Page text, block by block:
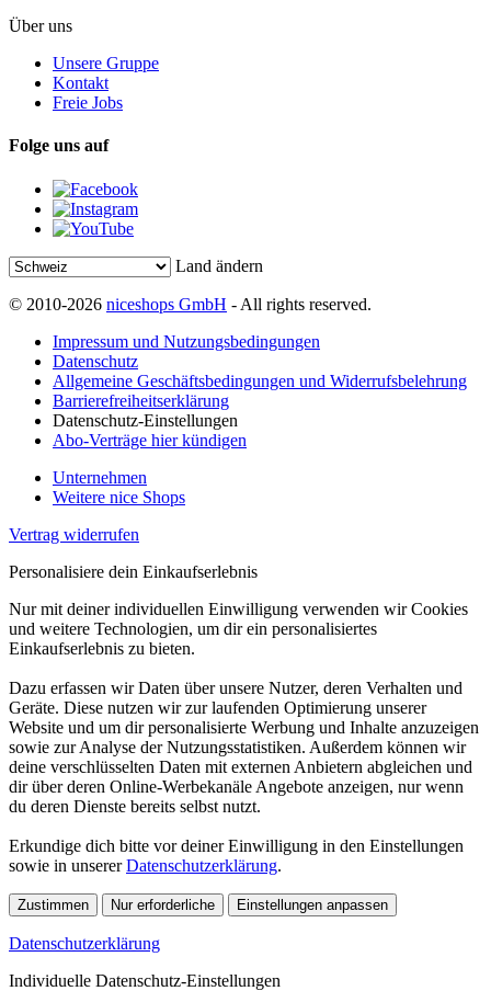
Über uns
Unsere Gruppe
Kontakt
Freie Jobs
Folge uns auf
Land ändern
© 2010-2026 niceshops GmbH - All rights reserved.
Impressum und Nutzungsbedingungen
Datenschutz
Allgemeine Geschäftsbedingungen und Widerrufsbelehrung
Barrierefreiheitserklärung
Datenschutz-Einstellungen
Abo-Verträge hier kündigen
Unternehmen
Weitere nice Shops
Vertrag widerrufen
Personalisiere dein Einkaufserlebnis
Nur mit deiner individuellen Einwilligung verwenden wir Cookies
und weitere Technologien, um dir ein personalisiertes
Einkaufserlebnis zu bieten.
Dazu erfassen wir Daten über unsere Nutzer, deren Verhalten und
Geräte. Diese nutzen wir zur laufenden Optimierung unserer
Website und um dir personalisierte Werbung und Inhalte anzuzeigen
sowie zur Analyse der Nutzungsstatistiken. Außerdem können wir
deine verschlüsselten Daten mit externen Anbietern abgleichen und
dir über deren Online-Werbekanäle Angebote anzeigen, nur wenn
du deren Dienste bereits selbst nutzt.
Erkundige dich bitte vor deiner Einwilligung in den Einstellungen
sowie in unsererDatenschutzerklärung.
Zustimmen Nur erforderliche Einstellungen anpassen
Datenschutzerklärung
Individuelle Datenschutz-Einstellungen